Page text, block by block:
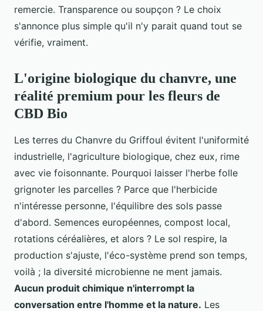
remercie. Transparence ou soupçon ? Le choix
s'annonce plus simple qu'il n'y parait quand tout se
vérifie, vraiment.
L'origine biologique du chanvre, une
réalité premium pour les fleurs de
CBD Bio
Les terres du Chanvre du Griffoul évitent l'uniformité
industrielle, l'agriculture biologique, chez eux, rime
avec vie foisonnante. Pourquoi laisser l'herbe folle
grignoter les parcelles ? Parce que l'herbicide
n'intéresse personne, l'équilibre des sols passe
d'abord. Semences européennes, compost local,
rotations céréalières, et alors ? Le sol respire, la
production s'ajuste, l'éco-système prend son temps,
voilà ; la diversité microbienne ne ment jamais.
Aucun produit chimique n'interrompt la
conversation entre l'homme et la nature. Les